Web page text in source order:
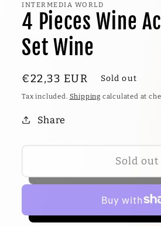
INTERMEDIA WORLD
4 Pieces Wine
Set Wine
€22,33 EUR Sold out
Tax included. Shipping calculated at
Share
Sold out